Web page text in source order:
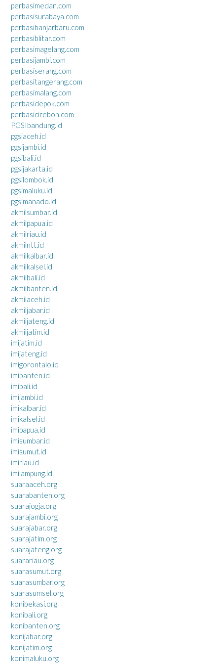
perbasimedan.com
perbasisurabaya.com
perbasibanjarbaru.com
perbasiblitar.com
perbasimagelang.com
perbasijambi.com
perbasiserang.com
perbasitangerang.com
perbasimalang.com
perbasidepok.com
perbasicirebon.com
PGSIbandung.id
pgsiaceh.id
pgsijambi.id
pgsibali.id
pgsijakarta.id
pgsilombok.id
pgsimaluku.id
pgsimanado.id
akmilsumbar.id
akmilpapua.id
akmilriau.id
akmilntt.id
akmilkalbar.id
akmilkalsel.id
akmilbali.id
akmilbanten.id
akmilaceh.id
akmiljabar.id
akmiljateng.id
akmiljatim.id
imijatim.id
imijateng.id
imigorontalo.id
imibanten.id
imibali.id
imijambi.id
imikalbar.id
imikalsel.id
imipapua.id
imisumbar.id
imisumut.id
imiriau.id
imilampung.id
suaraaceh.org
suarabanten.org
suarajogja.org
suarajambi.org
suarajabar.org
suarajatim.org
suarajateng.org
suarariau.org
suarasumut.org
suarasumbar.org
suarasumsel.org
konibekasi.org
konibali.org
konibanten.org
konijabar.org
konijatim.org
konimaluku.org